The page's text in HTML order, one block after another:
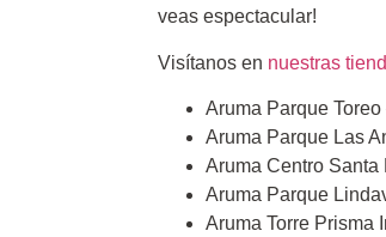
veas espectacular!
Visítanos en nuestras
Aruma Parque
Aruma Parque Las
Aruma Centro Santa
Aruma Parque
Aruma Torre Prisma